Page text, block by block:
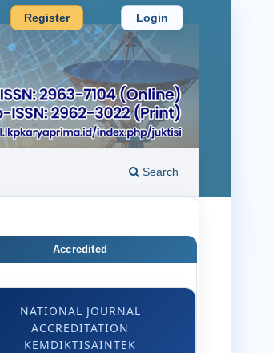
Search
Register Login
Accredited
NATIONAL JOURNAL
ACCREDITATION
KEMDIKTISAINTEK